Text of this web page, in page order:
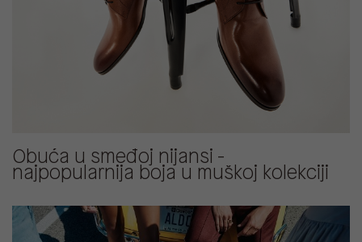
Obuća u smeđoj nijansi -
najpopularnija boja u muškoj kolekciji